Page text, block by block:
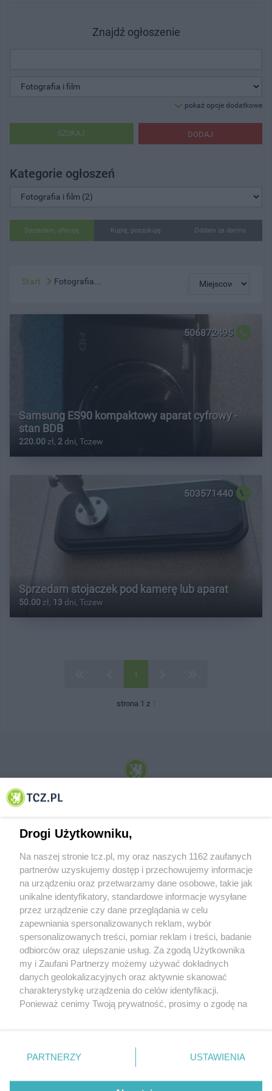
Znajdź ogłoszenie
pokaż opcje dodatkowe
DODAJ
SZUKAJ
Kategorie ogłoszeń
Sprzedam, oferuję Kupię, poszukuję Oddam za darmo
Start Fotografia...
506872495
Samsung ES90 kompaktowy aparat cyfrowy -
stan BDB
220.00 zł, 2 dni, Tczew
503571440
Sprzedam stojaczek pod kamerę lub aparat
50.00 zł, 13 dni, Tczew
1
strona 1 z 1
© 2001-2026 Tczew - TCZ.PL Sp. z o.o. Internetowy Serwis Informacyjny Miasta
O FIRMIE POLITYKA PRYWATNOŚCI HOSTING
REKLAMA WSPÓŁPRACA RSS FACEBOOK KONTAKT
Nasze serwisy
Aktualności
Tcz24
Historia miasta
Muzyka i kultura
Archiwum wydarzeń
Zdjęcia miasta
Drogi Użytkowniku,
Na naszej stronie tcz.pl, my oraz naszych 1162 zaufanych
partnerów uzyskujemy dostęp i przechowujemy informacje
na urządzeniu oraz przetwarzamy dane osobowe, takie jak
unikalne identyfikatory, standardowe informacje wysyłane
przez urządzenie czy dane przeglądania w celu
zapewniania spersonalizowanych reklam, wybór
spersonalizowanych treści, pomiar reklam i treści, badanie
odbiorców oraz ulepszanie usług. Za zgodą Użytkownika
my i Zaufani Partnerzy możemy używać dokładnych
danych geolokalizacyjnych oraz aktywnie skanować
charakterystykę urządzenia do celów identyfikacji.
Ponieważ cenimy Twoją prywatność, prosimy o zgodę na
znajdujący się w lewym dolnym rogu strony
. Niektóre
PARTNERZY USTAWIENIA